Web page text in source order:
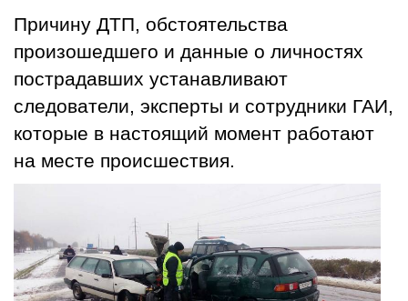
Причину ДТП, обстоятельства
произошедшего и данные о личностях
пострадавших устанавливают
следователи, эксперты и сотрудники ГАИ,
которые в настоящий момент работают
на месте происшествия.